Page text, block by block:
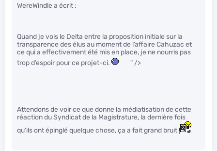
WereWindle a écrit :
Quand je vois le Delta entre la proposition initiale sur la
transparence des élus au moment de l’affaire Cahuzac et
ce qui a effectivement été mis en place, je ne nourris pas
trop d’espoir pour ce projet-ci.
" />
Attendons de voir ce que donne la médiatisation de cette
réaction du Syndicat de la Magistrature, la dernière fois
qu’ils ont épinglé quelque chose, ça a fait grand bruit !